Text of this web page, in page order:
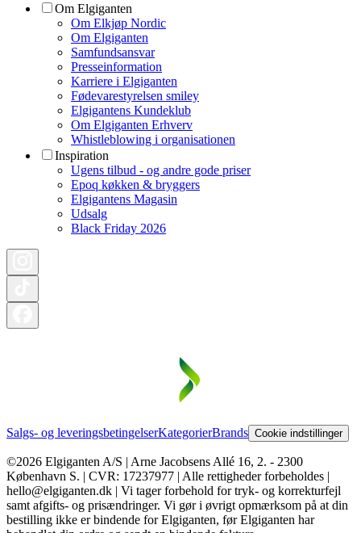
Om Elgiganten
Om Elkjøp Nordic
Om Elgiganten
Samfundsansvar
Presseinformation
Karriere i Elgiganten
Fødevarestyrelsen smiley
Elgigantens Kundeklub
Om Elgiganten Erhverv
Whistleblowing i organisationen
Inspiration
Ugens tilbud - og andre gode priser
Epoq køkken & bryggers
Elgigantens Magasin
Udsalg
Black Friday 2026
Salgs- og leveringsbetingelserKategorierBrands Cookie indstillinger
©2026 Elgiganten A/S | Arne Jacobsens Allé 16, 2. - 2300
København S. | CVR: 17237977 | Alle rettigheder forbeholdes |
hello@elgiganten.dk | Vi tager forbehold for tryk- og korrekturfejl
samt afgifts- og prisændringer. Vi gør i øvrigt opmærksom på at din
bestilling ikke er bindende for Elgiganten, før Elgiganten har